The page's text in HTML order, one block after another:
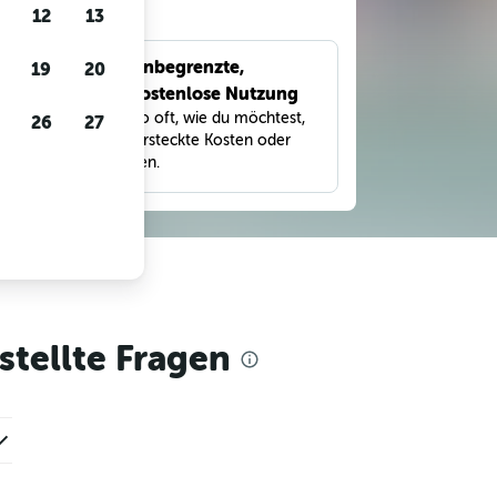
Unbegrenzte,
kostenlose Nutzung
Suche so oft, wie du möchtest,
ohne versteckte Kosten oder
Gebühren.
Fragen
12 13
19 20
26 27